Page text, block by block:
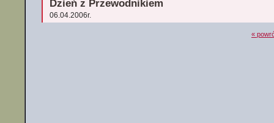
Dzień z Przewodnikiem
06.04.2006r.
«